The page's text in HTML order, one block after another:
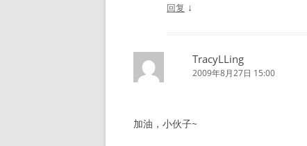
回复 ↓
TracyLLing
2009年8月27日 15:00
加油，小伙子~